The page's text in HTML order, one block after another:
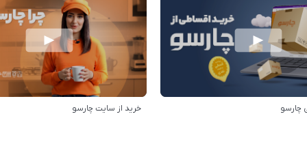
چارسو خرید از سایت چارسو